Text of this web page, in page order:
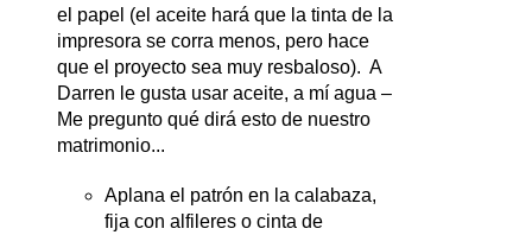
el papel (el aceite hará que la tinta de la
impresora se corra menos, pero hace
que el proyecto sea muy resbaloso). A
Darren le gusta usar aceite, a mí agua –
Me pregunto qué dirá esto de nuestro
matrimonio...
Aplana el patrón en la calabaza,
fija con alfileres o cinta de